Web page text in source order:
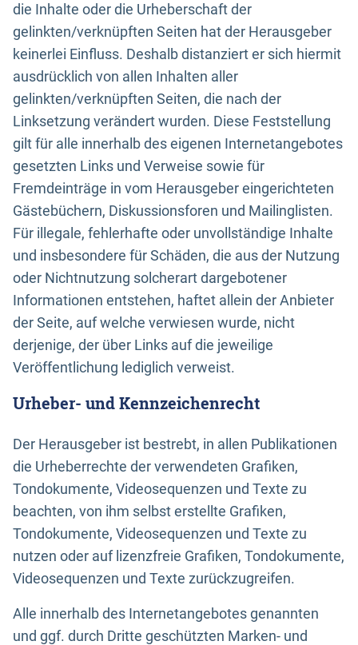
die Inhalte oder die Urheberschaft der
gelinkten/verknüpften Seiten hat der Herausgeber
keinerlei Einfluss. Deshalb distanziert er sich hiermit
ausdrücklich von allen Inhalten aller
gelinkten/verknüpften Seiten, die nach der
Linksetzung verändert wurden. Diese Feststellung
gilt für alle innerhalb des eigenen Internetangebotes
gesetzten Links und Verweise sowie für
Fremdeinträge in vom Herausgeber eingerichteten
Gästebüchern, Diskussionsforen und Mailinglisten.
Für illegale, fehlerhafte oder unvollständige Inhalte
und insbesondere für Schäden, die aus der Nutzung
oder Nichtnutzung solcherart dargebotener
Informationen entstehen, haftet allein der Anbieter
der Seite, auf welche verwiesen wurde, nicht
derjenige, der über Links auf die jeweilige
Veröffentlichung lediglich verweist.
Urheber- und Kennzeichenrecht
Der Herausgeber ist bestrebt, in allen Publikationen
die Urheberrechte der verwendeten Grafiken,
Tondokumente, Videosequenzen und Texte zu
beachten, von ihm selbst erstellte Grafiken,
Tondokumente, Videosequenzen und Texte zu
nutzen oder auf lizenzfreie Grafiken, Tondokumente,
Videosequenzen und Texte zurückzugreifen.
Alle innerhalb des Internetangebotes genannten
und ggf. durch Dritte geschützten Marken- und